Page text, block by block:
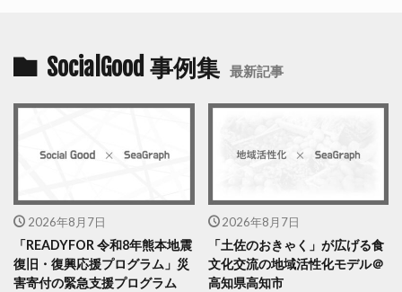
SocialGood 事例集 最新記事
2026年8月7日
「READYFOR 令和8年熊本地震
復旧・復興応援プログラム」災
害寄付の緊急支援プログラム
2026年8月7日
「土佐のおきゃく」が広げる食
文化交流の地域活性化モデル＠
高知県高知市